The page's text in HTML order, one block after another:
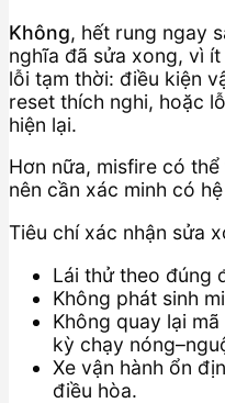
Không, hết rung ngay
nghĩa đã sửa xong, vì
lỗi tạm thời: điều kiện
reset thích nghi, hoặc
hiện lại.
Hơn nữa, misfire có
nên cần xác minh có
Tiêu chí xác nhận sửa
Lái thử theo đúng
Không phát sinh
Không quay lại
kỳ chạy
Xe vận hành ổn
điều hòa.